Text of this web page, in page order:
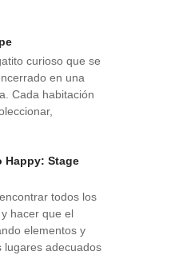
curioso que se
en una
Cada habitación
Happy: Stage
todos los
hacer que el
elementos y
lugares adecuados